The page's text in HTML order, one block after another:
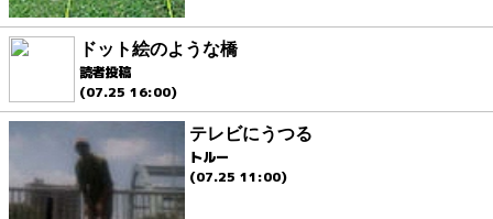
ドット絵のような橋
読者投稿
(07.25 16:00)
テレビにうつる
トルー
(07.25 11:00)